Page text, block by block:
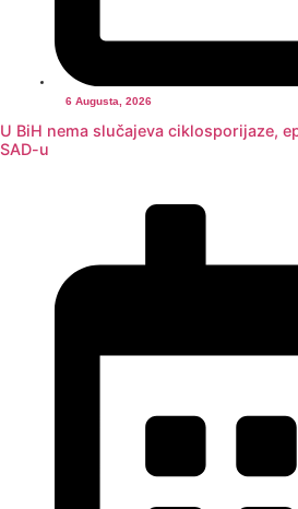
6 Augusta, 2026
U BiH nema slučajeva ciklosporijaze,
SAD-u